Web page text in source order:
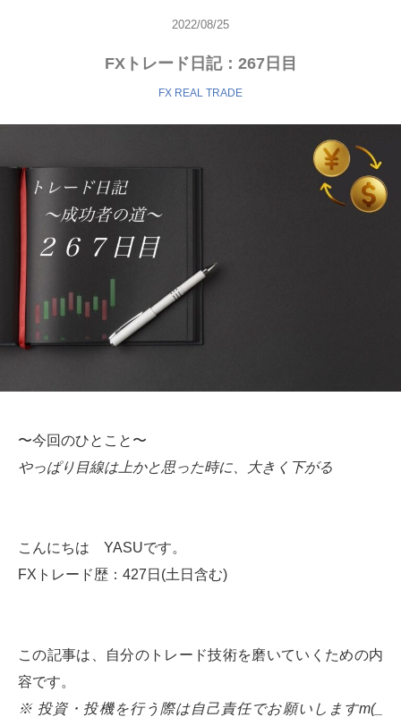
2022/08/25
FXトレード日記：267日目
FX REAL TRADE
〜今回のひとこと〜
やっぱり目線は上かと思った時に、大きく下がる
こんにちは YASUです。
FXトレード歴：427日(土日含む)
この記事は、自分のトレード技術を磨いていくための内
容です。
※ 投資・投機を行う際は自己責任でお願いしますm(_